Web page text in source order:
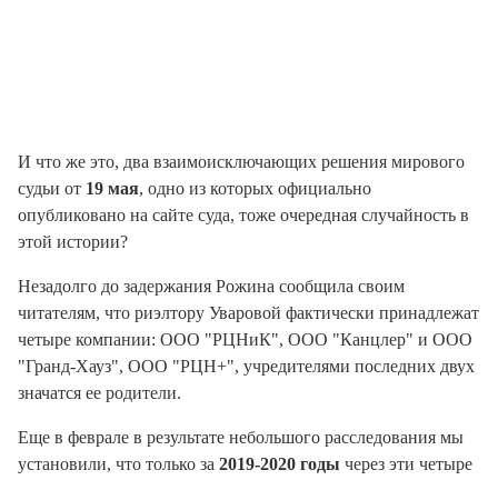
И что же это, два взаимоисключающих решения мирового
судьи от 19 мая, одно из которых официально
опубликовано на сайте суда, тоже очередная случайность в
этой истории?
Незадолго до задержания Рожина сообщила своим
читателям, что риэлтору Уваровой фактически принадлежат
четыре компании: ООО "РЦНиК", ООО "Канцлер" и ООО
"Гранд-Хауз", ООО "РЦН+", учредителями последних двух
значатся ее родители.
Еще в феврале в результате небольшого расследования мы
установили, что только за 2019-2020 годы через эти четыре